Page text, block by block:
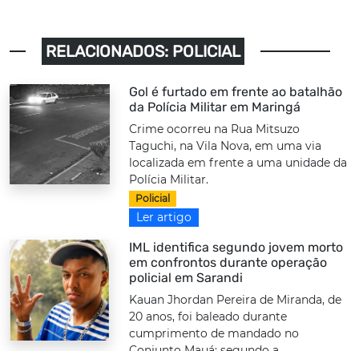
RELACIONADOS: POLICIAL
Gol é furtado em frente ao batalhão
da Polícia Militar em Maringá
Crime ocorreu na Rua Mitsuzo
Taguchi, na Vila Nova, em uma via
localizada em frente a uma unidade da
Polícia Militar.
Policial
Ler artigo
IML identifica segundo jovem morto
em confrontos durante operação
policial em Sarandi
Kauan Jhordan Pereira de Miranda, de
20 anos, foi baleado durante
cumprimento de mandado no